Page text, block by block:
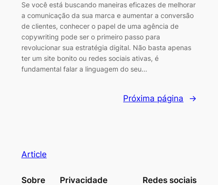
Se você está buscando maneiras eficazes de melhorar
a comunicação da sua marca e aumentar a conversão
de clientes, conhecer o papel de uma agência de
copywriting pode ser o primeiro passo para
revolucionar sua estratégia digital. Não basta apenas
ter um site bonito ou redes sociais ativas, é
fundamental falar a linguagem do seu…
Próxima página →
Article
Sobre Privacidade Redes sociais